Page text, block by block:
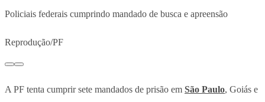
Policiais federais cumprindo mandado de busca e apreensão
Reprodução/PF
A PF tenta cumprir sete mandados de prisão em São Paulo, Goiás e